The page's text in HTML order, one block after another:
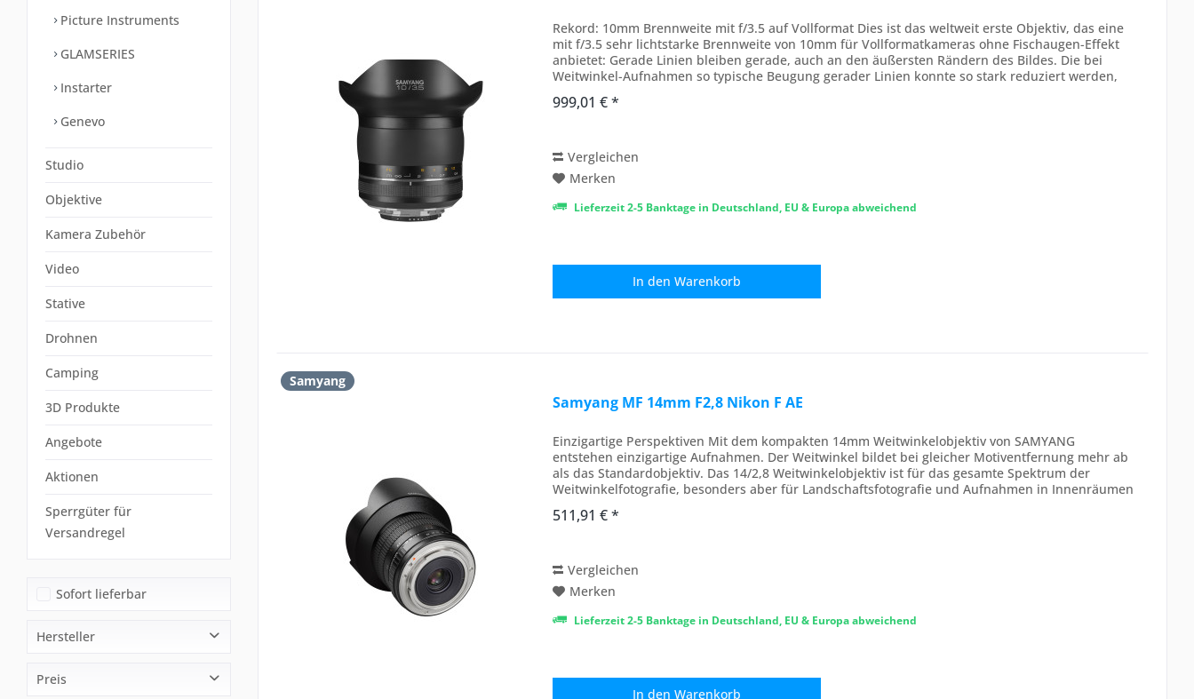
Picture Instruments
GLAMSERIES
Instarter
Genevo
Studio
Objektive
Kamera Zubehör
Video
Stative
Drohnen
Camping
3D Produkte
Angebote
Aktionen
Sperrgüter für
Versandregel
Sofort lieferbar
Hersteller
Samyang
Preis
Rekord: 10mm Brennweite mit f/3.5 auf Vollformat Dies ist das weltweit erste Objektiv, das eine
mit f/3.5 sehr lichtstarke Brennweite von 10mm für Vollformatkameras ohne Fischaugen-Effekt
anbietet: Gerade Linien bleiben gerade, auch an den äußersten Rändern des Bildes. Die bei
Weitwinkel-Aufnahmen so typische Beugung gerader Linien konnte so stark reduziert werden,
999,01 € *
Vergleichen
Merken
Lieferzeit 2-5 Banktage in Deutschland, EU & Europa abweichend
In den Warenkorb
Samyang
Samyang MF 14mm F2,8 Nikon F AE
Einzigartige Perspektiven Mit dem kompakten 14mm Weitwinkelobjektiv von SAMYANG
entstehen einzigartige Aufnahmen. Der Weitwinkel bildet bei gleicher Motiventfernung mehr ab
als das Standardobjektiv. Das 14/2,8 Weitwinkelobjektiv ist für das gesamte Spektrum der
Weitwinkelfotografie, besonders aber für Landschaftsfotografie und Aufnahmen in Innenräumen
511,91 € *
Vergleichen
Merken
Lieferzeit 2-5 Banktage in Deutschland, EU & Europa abweichend
In den Warenkorb